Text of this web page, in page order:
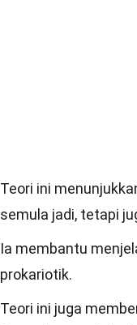
Teori ini
semula jadi, tetapi
Ia membantu
prokariotik.
Teori ini juga